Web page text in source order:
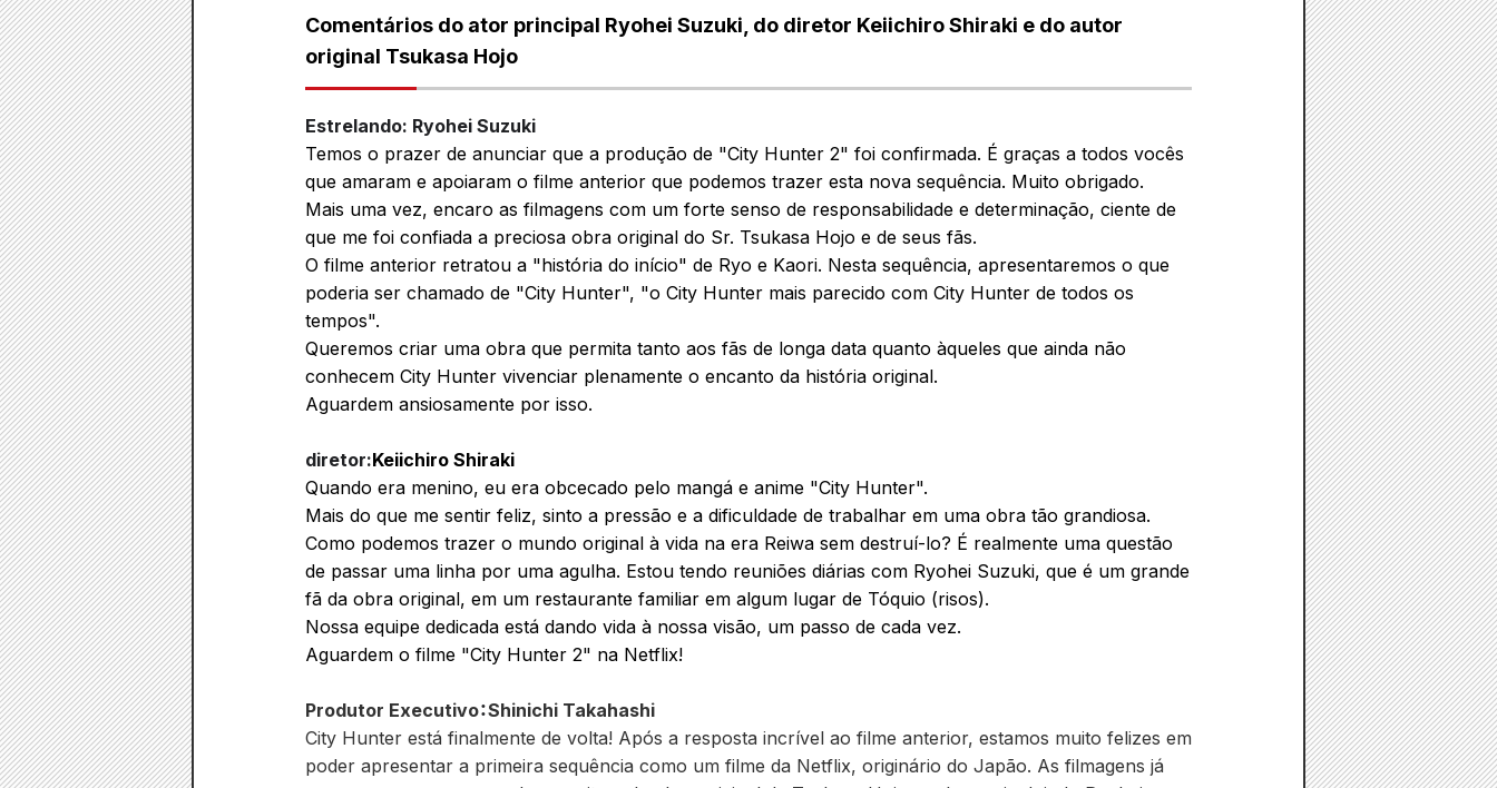
Comentários do ator principal Ryohei Suzuki, do diretor Keiichiro Shiraki e do autor
original Tsukasa Hojo
Estrelando: Ryohei Suzuki
Temos o prazer de anunciar que a produção de "City Hunter 2" foi confirmada. É graças a todos vocês
que amaram e apoiaram o filme anterior que podemos trazer esta nova sequência. Muito obrigado.
Mais uma vez, encaro as filmagens com um forte senso de responsabilidade e determinação, ciente de
que me foi confiada a preciosa obra original do Sr. Tsukasa Hojo e de seus fãs.
O filme anterior retratou a "história do início" de Ryo e Kaori. Nesta sequência, apresentaremos o que
poderia ser chamado de "City Hunter", "o City Hunter mais parecido com City Hunter de todos os
tempos".
Queremos criar uma obra que permita tanto aos fãs de longa data quanto àqueles que ainda não
conhecem City Hunter vivenciar plenamente o encanto da história original.
Aguardem ansiosamente por isso.
diretor:Keiichiro Shiraki
Quando era menino, eu era obcecado pelo mangá e anime "City Hunter".
Mais do que me sentir feliz, sinto a pressão e a dificuldade de trabalhar em uma obra tão grandiosa.
Como podemos trazer o mundo original à vida na era Reiwa sem destruí-lo? É realmente uma questão
de passar uma linha por uma agulha. Estou tendo reuniões diárias com Ryohei Suzuki, que é um grande
fã da obra original, em um restaurante familiar em algum lugar de Tóquio (risos).
Nossa equipe dedicada está dando vida à nossa visão, um passo de cada vez.
Aguardem o filme "City Hunter 2" na Netflix!
Produtor Executivo：Shinichi Takahashi
City Hunter está finalmente de volta! Após a resposta incrível ao filme anterior, estamos muito felizes em
poder apresentar a primeira sequência como um filme da Netflix, originário do Japão. As filmagens já